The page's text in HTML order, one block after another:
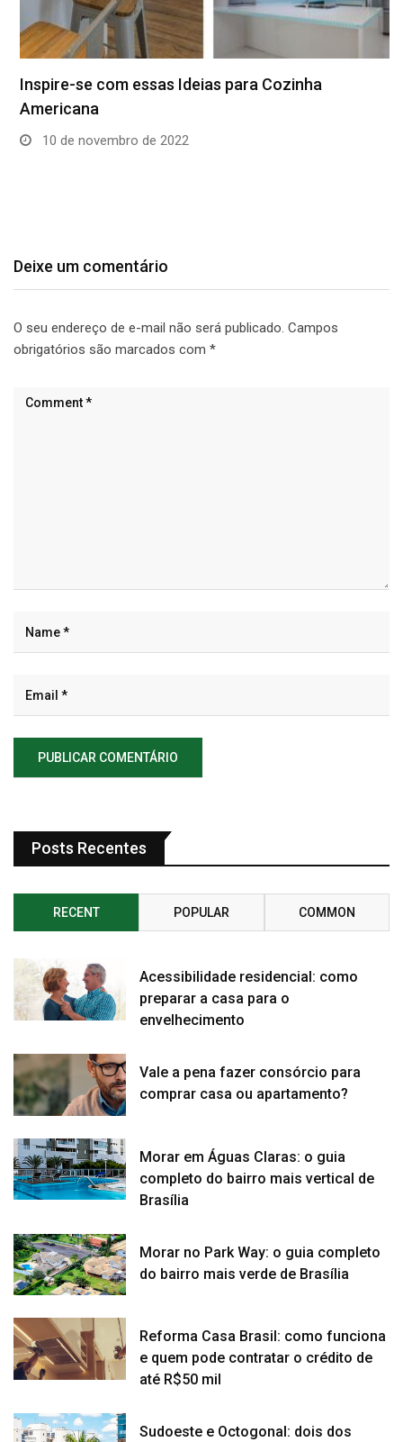
Inspire-se com essas Ideias para Cozinha
Americana
10 de novembro de 2022
Deixe um comentário
O seu endereço de e-mail não será publicado. Campos
obrigatórios são marcados com *
Posts Recentes
RECENT POPULAR COMMON
Acessibilidade residencial: como
preparar a casa para o
envelhecimento
Vale a pena fazer consórcio para
comprar casa ou apartamento?
Morar em Águas Claras: o guia
completo do bairro mais vertical de
Brasília
Morar no Park Way: o guia completo
do bairro mais verde de Brasília
Reforma Casa Brasil: como funciona
e quem pode contratar o crédito de
até R$50 mil
Sudoeste e Octogonal: dois dos